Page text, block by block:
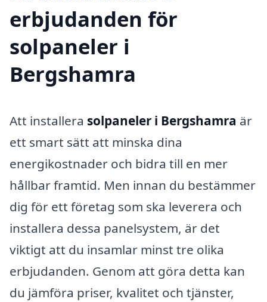
erbjudanden för
solpaneler i
Bergshamra
Att installera solpaneler i Bergshamra är
ett smart sätt att minska dina
energikostnader och bidra till en mer
hållbar framtid. Men innan du bestämmer
dig för ett företag som ska leverera och
installera dessa panelsystem, är det
viktigt att du insamlar minst tre olika
erbjudanden. Genom att göra detta kan
du jämföra priser, kvalitet och tjänster,